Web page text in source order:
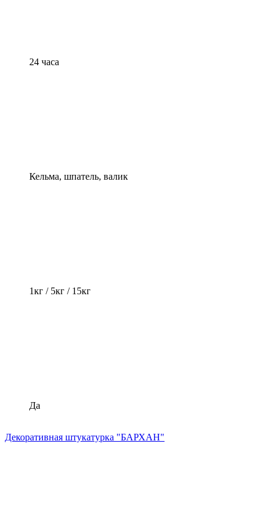
24 часа
Кельма, шпатель, валик
1кг / 5кг / 15кг
Да
Декоративная штукатурка "БАРХАН"